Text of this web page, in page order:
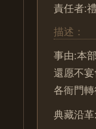
責任者:
描述：
事由:本
還愿不
各衙門
典藏沿